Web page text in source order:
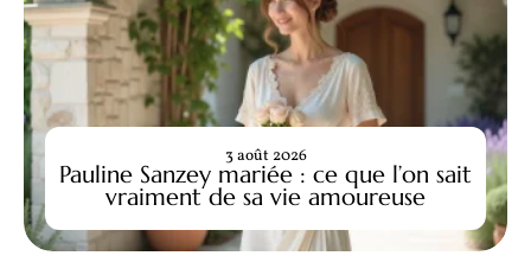
Pauline Sanzey mariée : ce que l’on sait
vraiment de sa vie amoureuse
3 août 2026